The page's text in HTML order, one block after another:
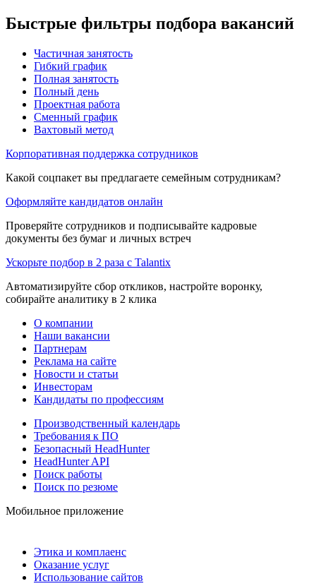
Быстрые фильтры подбора вакансий
Частичная занятость
Гибкий график
Полная занятость
Полный день
Проектная работа
Сменный график
Вахтовый метод
Корпоративная поддержка сотрудников
Какой соцпакет вы предлагаете семейным сотрудникам?
Оформляйте кандидатов онлайн
Проверяйте сотрудников и подписывайте кадровые
документы без бумаг и личных встреч
Ускорьте подбор в 2 раза с Talantix
Автоматизируйте сбор откликов, настройте воронку,
собирайте аналитику в 2 клика
О компании
Наши вакансии
Партнерам
Реклама на сайте
Новости и статьи
Инвесторам
Кандидаты по профессиям
Производственный календарь
Требования к ПО
Безопасный HeadHunter
HeadHunter API
Поиск работы
Поиск по резюме
Мобильное приложение
Этика и комплаенс
Оказание услуг
Использование сайтов